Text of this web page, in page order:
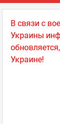
В связи с
Украины
Украине!